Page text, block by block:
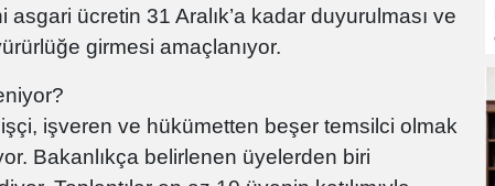
asgari ücretin 31 Aralık’a kadar duyurulması ve
girmesi amaçlanıyor.
işveren ve hükümetten beşer temsilci olmak
Bakanlıkça belirlenen üyelerden biri